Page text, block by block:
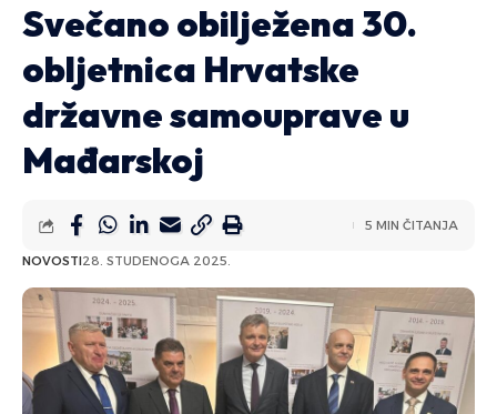
Svečano obilježena 30.
obljetnica Hrvatske
državne samouprave u
Mađarskoj
NOVOSTI28. STUDENOGA 2025.
5 MIN ČITANJA